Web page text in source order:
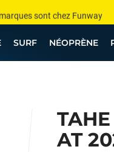
sont chez Funway
sur le windsurf, wingfoil,
— Moins cher ailleurs ?
SURF NÉOPRÈNE
AT